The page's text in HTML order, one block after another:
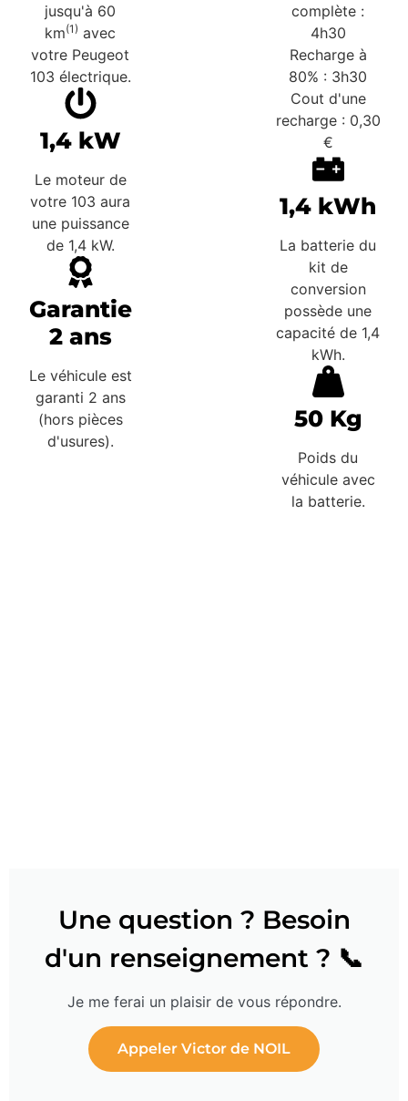
jusqu'à 60
km(1) avec
votre Peugeot
103 électrique.
1,4 kW
Le moteur de
votre 103 aura
une puissance
de 1,4 kW.
Garantie
2 ans
Le véhicule est
garanti 2 ans
(hors pièces
d'usures).
complète :
4h30
Recharge à
80% : 3h30
Cout d'une
recharge : 0,30
€
1,4 kWh
La batterie du
kit de
conversion
possède une
capacité de 1,4
kWh.
50 Kg
Poids du
véhicule avec
la batterie.
Une question ? Besoin
d'un renseignement ? 📞
Je me ferai un plaisir de vous répondre.
Appeler Victor de NOIL